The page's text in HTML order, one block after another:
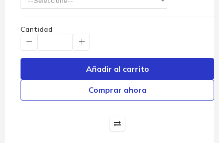
Cantidad
Añadir al carrito
Comprar ahora